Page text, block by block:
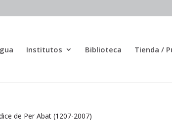
Institutos Biblioteca Tienda /
de Per Abat (1207-2007)